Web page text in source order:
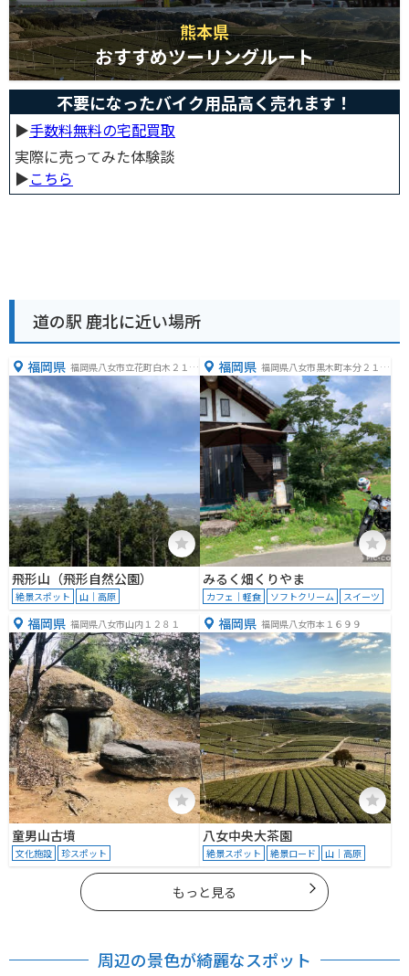
熊本県
おすすめツーリングルート
不要になったバイク用品高く売れます！
▶︎手数料無料の宅配買取
実際に売ってみた体験談
▶︎こちら
道の駅 鹿北に近い場所
福岡県 福岡県八女市立花町白木２１７
飛形山（飛形自然公園）
絶景スポット 山｜高原
福岡県 福岡県八女市黒木町本分２１４
５−１
みるく畑くりやま
カフェ｜軽食 ソフトクリーム スイーツ
福岡県 福岡県八女市山内１２８１
童男山古墳
文化施設 珍スポット
福岡県 福岡県八女市本１６９９
八女中央大茶園
絶景スポット 絶景ロード 山｜高原
もっと見る
周辺の景色が綺麗なスポット